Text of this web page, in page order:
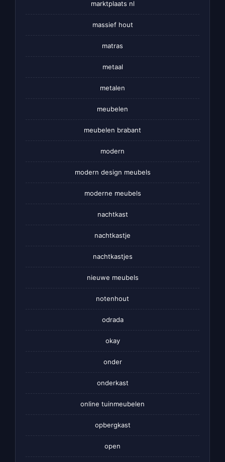
marktplaats nl
massief hout
matras
metaal
metalen
meubelen
meubelen brabant
modern
modern design meubels
moderne meubels
nachtkast
nachtkastje
nachtkastjes
nieuwe meubels
notenhout
odrada
okay
onder
onderkast
online tuinmeubelen
opbergkast
open